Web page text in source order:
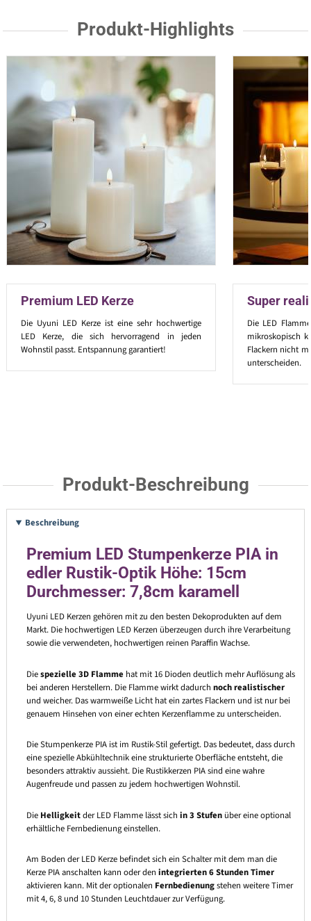
Produkt-Highlights
Premium LED Kerze
Die Uyuni LED Kerze ist eine sehr hochwertige
LED Kerze, die sich hervorragend in jeden
Wohnstil passt. Entspannung garantiert!
Super
Die LED
mikroskopisch
Flackern nicht
unterscheiden.
Produkt-Beschreibung
Beschreibung
Premium LED Stumpenkerze PIA in
edler Rustik-Optik Höhe: 15cm
Durchmesser: 7,8cm karamell
Uyuni LED Kerzen gehören mit zu den besten Dekoprodukten auf dem
Markt. Die hochwertigen LED Kerzen überzeugen durch ihre Verarbeitung
sowie die verwendeten, hochwertigen reinen Paraffin Wachse.
Diespezielle 3D Flammehat mit 16 Dioden deutlich mehr Auflösung als
bei anderen Herstellern. Die Flamme wirkt dadurch noch realistischer
und weicher. Das warmweiße Licht hat ein zartes Flackern und ist nur bei
genauem Hinsehen von einer echten Kerzenflamme zu unterscheiden.
Die Stumpenkerze PIA ist im Rustik-Stil gefertigt. Das bedeutet, dass durch
eine spezielle Abkühltechnik eine strukturierte Oberfläche entsteht, die
besonders attraktiv aussieht. Die Rustikkerzen PIA sind eine wahre
Augenfreude und passen zu jedem hochwertigen Wohnstil.
Die Helligkeitder LED Flamme lässt sich in 3 Stufenüber eine optional
erhältliche Fernbedienung einstellen.
Am Boden der LED Kerze befindet sich ein Schalter mit dem man die
Kerze PIA anschalten kann oder den integrierten 6 Stunden Timer
aktivieren kann. Mit der optionalen Fernbedienungstehen weitere Timer
mit 4, 6, 8 und 10 Stunden Leuchtdauer zur Verfügung.